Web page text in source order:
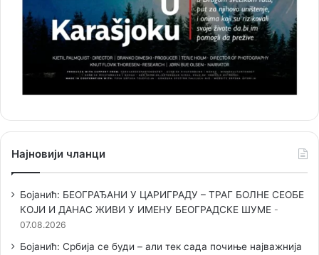
Најновији чланци
Бојанић: БЕОГРАЂАНИ У ЦАРИГРАДУ – ТРАГ БОЛНЕ СЕОБЕ
КОЈИ И ДАНАС ЖИВИ У ИМЕНУ БЕОГРАДСКЕ ШУМЕ
07.08.2026
Бојанић: Србија се буди – али тек сада почиње најважнија